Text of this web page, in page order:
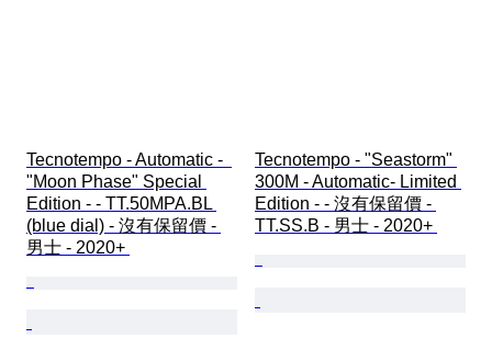
Tecnotempo - Automatic -
"Moon Phase" Special
Edition - - TT.50MPA.BL
(blue dial) - 沒有保留價 -
男士 - 2020+
Tecnotempo - "Seastorm"
300M - Automatic- Limited
Edition - - 沒有保留價 -
TT.SS.B - 男士 - 2020+